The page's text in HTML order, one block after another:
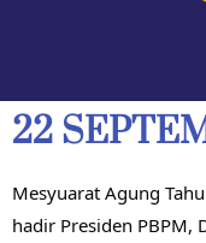
22
Mesyuarat Agung
hadir Presiden PBPM,